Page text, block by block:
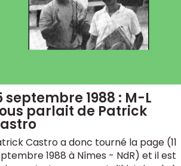
septembre 1988 : M-L
parlait de Patrick
Castro a donc tourné la page (11
1988 à Nîmes - NdR) et il est